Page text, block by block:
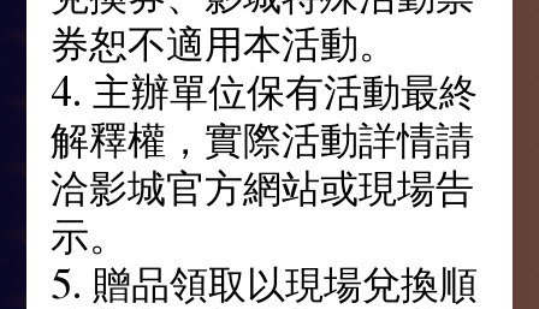
券恕不適用本活動。
4. 主辦單位保有活動最終
解釋權，實際活動詳情請
洽影城官方網站或現場告
示。
5. 贈品領取以現場兌換順